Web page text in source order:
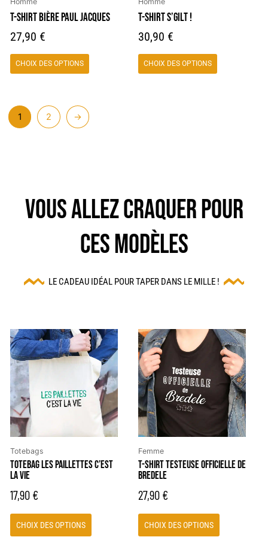
T-SHIRT BIÈRE PAUL JACQUES
27,90 €
CHOIX DES OPTIONS
sur
du
produit
T-SHIRT S’GILT !
30,90 €
CHOIX DES OPTIONS
du
produit
1 2 →
VOUS ALLEZ CRAQUER POUR
CES MODÈLES
LE CADEAU IDÉAL POUR TAPER DANS LE MILLE !
Totebags
TOTEBAG LES PAILLETTES C’EST
LA VIE
17,90 €
CHOIX DES OPTIONS
Ce
produit
a
plusieurs
variations.
Les
options
peuvent
être
choisies
sur
la
page
du
produit
Femme
T-SHIRT TESTEUSE OFFICIELLE DE
BREDELE
27,90 €
CHOIX DES OPTIONS
Ce
produit
a
plusieurs
variations.
Les
options
peuvent
être
choisies
sur
la
page
du
produit